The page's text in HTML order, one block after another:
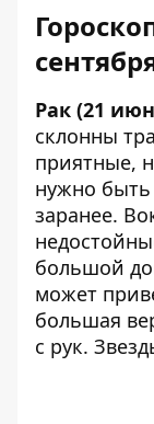
Рак (21
склонны
приятные,
нужно
заранее.
большой
может
большая
с рук.